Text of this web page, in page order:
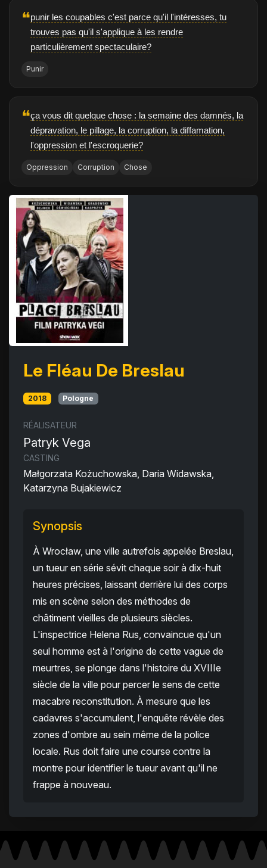
❝punir les coupables c'est parce qu'il l'intéresses, tu
trouves pas qu'il s'applique à les rendre
particulièrement spectaculaire?
Punir
❝ça vous dit quelque chose : la semaine des damnés, la
dépravation, le pillage, la corruption, la diffamation,
l'oppression et l'escroquerie?
Oppression Corruption Chose
Le Fléau De Breslau
2018 Pologne
RÉALISATEUR
Patryk Vega
CASTING
Małgorzata Kożuchowska, Daria Widawska,
Katarzyna Bujakiewicz
Synopsis
À Wrocław, une ville autrefois appelée Breslau,
un tueur en série sévit chaque soir à dix-huit
heures précises, laissant derrière lui des corps
mis en scène selon des méthodes de
châtiment vieilles de plusieurs siècles.
L'inspectrice Helena Rus, convaincue qu'un
seul homme est à l'origine de cette vague de
meurtres, se plonge dans l'histoire du XVIIIe
siècle de la ville pour percer le sens de cette
macabre reconstitution. À mesure que les
cadavres s'accumulent, l'enquête révèle des
zones d'ombre au sein même de la police
locale. Rus doit faire une course contre la
montre pour identifier le tueur avant qu'il ne
frappe à nouveau.